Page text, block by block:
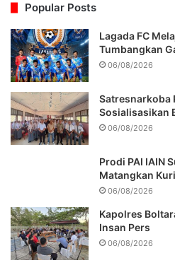
Popular Posts
Lagada FC
Tumbangkan
06/08/2026
Satresnarkoba
Sosialisasikan
06/08/2026
Prodi PAI IAIN
Matangkan
06/08/2026
Kapolres
Insan Pers
06/08/2026